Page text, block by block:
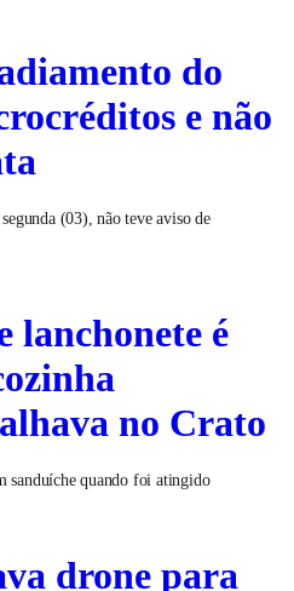
do
e não
(03), não teve aviso de
lanchonete é
no Crato
sanduíche quando foi atingido
drone para